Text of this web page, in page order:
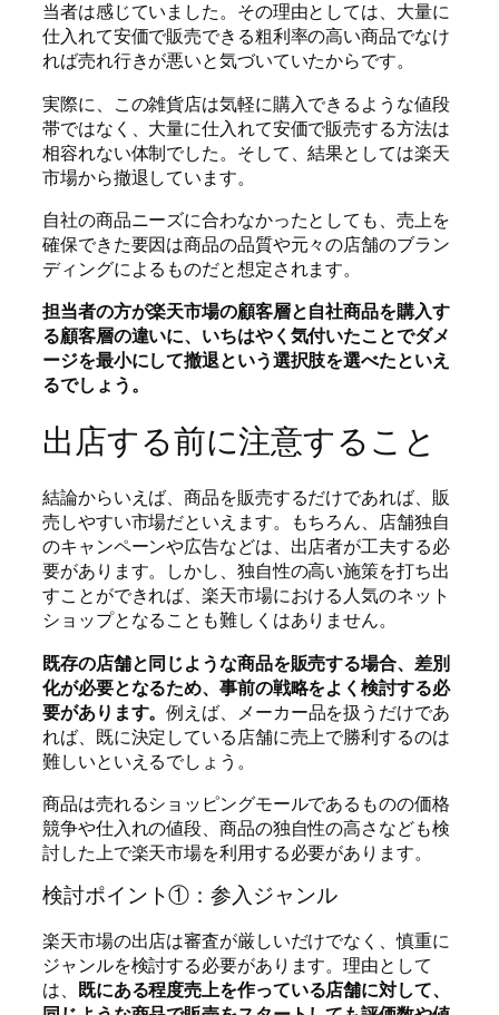
当者は感じていました。その理由としては、大量に
仕入れて安価で販売できる粗利率の高い商品でなけ
れば売れ行きが悪いと気づいていたからです。
実際に、この雑貨店は気軽に購入できるような値段
帯ではなく、大量に仕入れて安価で販売する方法は
相容れない体制でした。そして、結果としては楽天
市場から撤退しています。
自社の商品ニーズに合わなかったとしても、売上を
確保できた要因は商品の品質や元々の店舗のブラン
ディングによるものだと想定されます。
担当者の方が楽天市場の顧客層と自社商品を購入す
る顧客層の違いに、いちはやく気付いたことでダメ
ージを最小にして撤退という選択肢を選べたといえ
るでしょう。
出店する前に注意すること
結論からいえば、商品を販売するだけであれば、販
売しやすい市場だといえます。もちろん、店舗独自
のキャンペーンや広告などは、出店者が工夫する必
要があります。しかし、独自性の高い施策を打ち出
すことができれば、楽天市場における人気のネット
ショップとなることも難しくはありません。
既存の店舗と同じような商品を販売する場合、差別
化が必要となるため、事前の戦略をよく検討する必
要があります。例えば、メーカー品を扱うだけであ
れば、既に決定している店舗に売上で勝利するのは
難しいといえるでしょう。
商品は売れるショッピングモールであるものの価格
競争や仕入れの値段、商品の独自性の高さなども検
討した上で楽天市場を利用する必要があります。
検討ポイント①：参入ジャンル
楽天市場の出店は審査が厳しいだけでなく、慎重に
ジャンルを検討する必要があります。理由として
は、
既にある程度売上を作っている店舗に対して、